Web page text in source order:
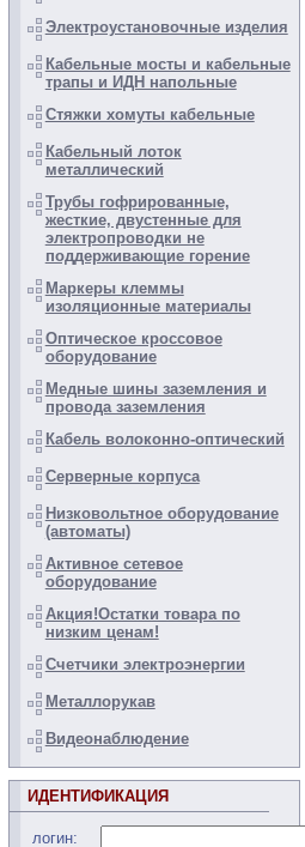
Электроустановочные изделия
Кабельные мосты и кабельные
трапы и ИДН напольные
Стяжки хомуты кабельные
Кабельный лоток
металлический
Трубы гофрированные,
жесткие, двустенные для
электропроводки не
поддерживающие горение
Маркеры клеммы
изоляционные материалы
Оптическое кроссовое
оборудование
Медные шины заземления и
провода заземления
Кабель волоконно-оптический
Серверные корпуса
Низковольтное оборудование
(автоматы)
Активное сетевое
оборудование
Акция!Остатки товара по
низким ценам!
Счетчики электроэнергии
Металлорукав
Видеонаблюдение
ИДЕНТИФИКАЦИЯ
логин: